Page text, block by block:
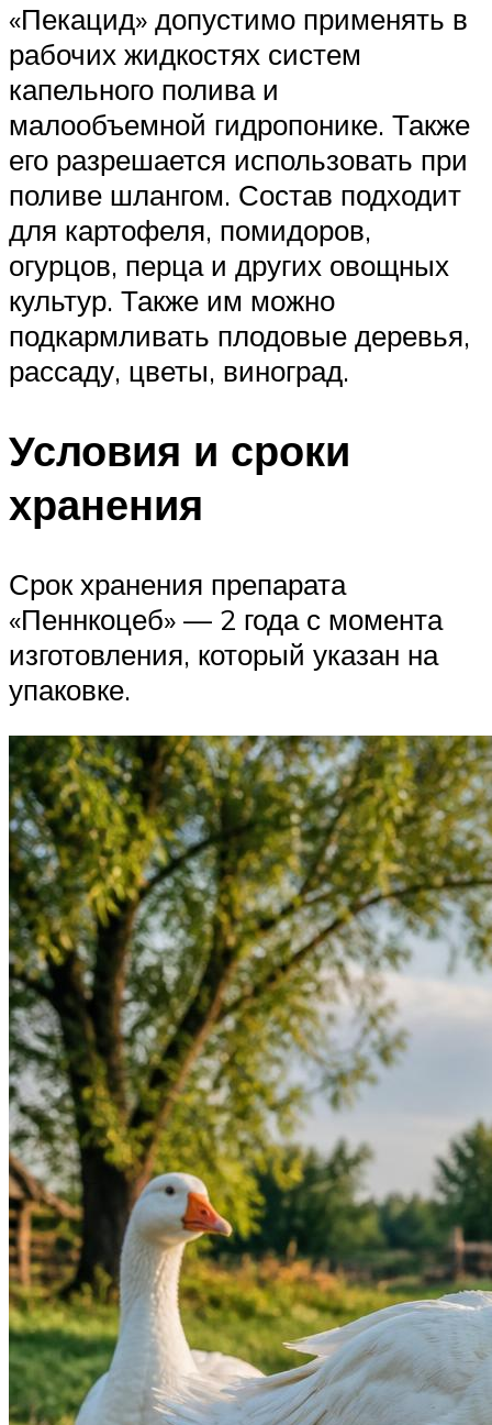
«Пекацид» допустимо применять в
рабочих жидкостях систем
капельного полива и
малообъемной гидропонике. Также
его разрешается использовать при
поливе шлангом. Состав подходит
для картофеля, помидоров,
огурцов, перца и других овощных
культур. Также им можно
подкармливать плодовые деревья,
рассаду, цветы, виноград.
Условия и сроки
хранения
Срок хранения препарата
«Пеннкоцеб» — 2 года с момента
изготовления, который указан на
упаковке.